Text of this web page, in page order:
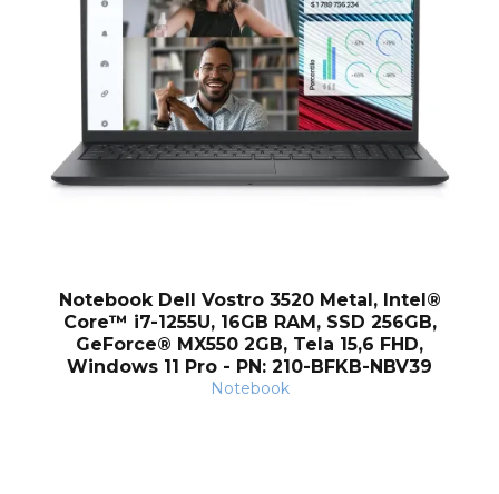
Notebook Dell Vostro 3520 Metal, Intel®
Core™ i7-1255U, 16GB RAM, SSD 256GB,
GeForce® MX550 2GB, Tela 15,6 FHD,
Windows 11 Pro - PN: 210-BFKB-NBV39
Notebook